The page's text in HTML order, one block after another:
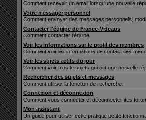
Comment recevoir un email lorsqu'une nouvelle
Votre messager personnel
Comment envoyer des messages personnels,
Contacter l'équipe de France-Vidcaps
Comment contacter l'équipe
Voir les informations sur le profil des membres
Comment voir les informations de contact des
Voir les sujets actifs du jour
Comment voir tous le sujets qui ont une nouvelle
Rechercher des sujets et messages
Comment utiliser la fonction de recherche.
Connexion et déconnexion
Comment vous connecter et déconnecter des
Mon assistant
Un guide pour utiliser cette pratique petite